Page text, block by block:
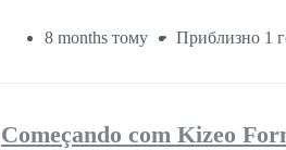
8 months тому Приблизно 1
Começando com Kizeo